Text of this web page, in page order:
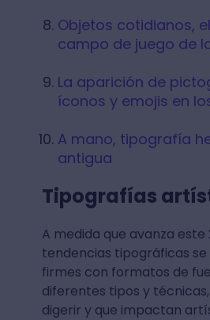
Objetos cotidianos,
campo de juego de
La aparición de
íconos y emojis en
A mano, tipografía
antigua
Tipografías
A medida que avanza este
tendencias tipográficas
firmes con formatos de
diferentes tipos y
digerir y que impactan